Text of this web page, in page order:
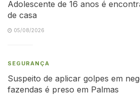
Adolescente de 16 anos é
de casa
05/08/2026
SEGURANÇA
Suspeito de aplicar golpes em
fazendas é preso em Palmas